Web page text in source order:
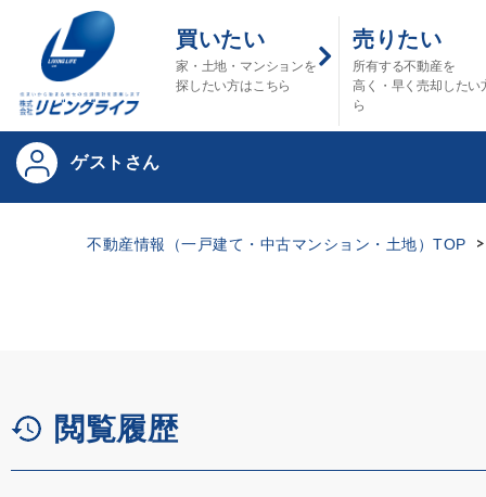
買いたい
家・土地・マンションを
探したい方はこちら
売りたい
所有する不動産を
高く・早く売却したい
ら
ゲストさん
不動産情報（一戸建て・中古マンション・土地）TOP
閲覧履歴